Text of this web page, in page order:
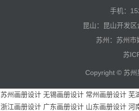
手机：
昆山：昆山开发
苏州：苏州
苏
Copyright © 苏州
苏州画册设计 无锡画册设计 常州画册设计 芜
浙江画册设计 广东画册设计 山东画册设计 河